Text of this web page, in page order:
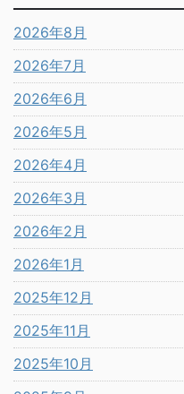
2026年8月
2026年7月
2026年6月
2026年5月
2026年4月
2026年3月
2026年2月
2026年1月
2025年12月
2025年11月
2025年10月